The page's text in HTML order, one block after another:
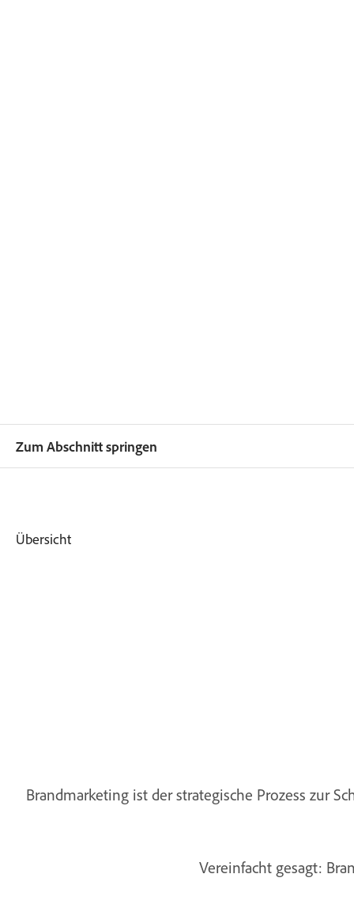
Zum Abschnitt springen
Übersicht
Brandmarketing ist der strategische Prozess zur
Vereinfacht gesagt: